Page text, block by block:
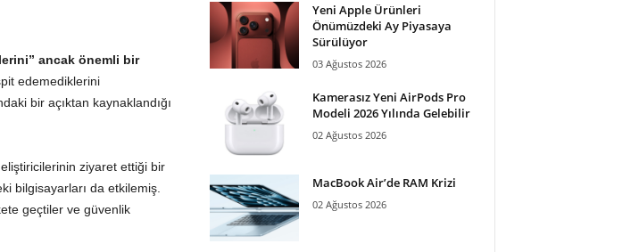
ancak önemli bir
edemediklerini
bir açıktan kaynaklandığı
ziyaret ettiği bir
bilgisayarları da etkilemiş.
geçtiler ve güvenlik
Yeni Apple Ürünleri
Önümüzdeki Ay Piyasaya
Sürülüyor
03 Ağustos 2026
Kamerasız Yeni AirPods Pro
Modeli 2026 Yılında Gelebilir
02 Ağustos 2026
MacBook Air’de RAM Krizi
02 Ağustos 2026